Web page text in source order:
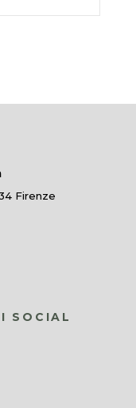
Firenze
SOCIAL